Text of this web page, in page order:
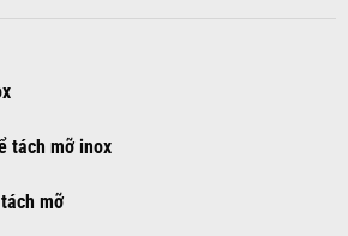
tách mỡ inox
mỡ